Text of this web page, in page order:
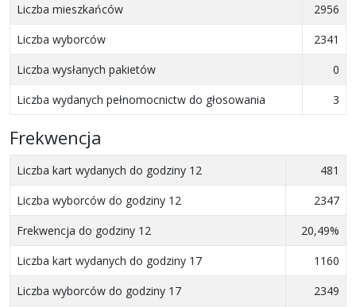
Liczba mieszkańców
2956
Liczba wyborców
2341
Liczba wysłanych pakietów
0
Liczba wydanych pełnomocnictw do głosowania
3
Frekwencja
Liczba kart wydanych do godziny 12
481
Liczba wyborców do godziny 12
2347
Frekwencja do godziny 12
20,49%
Liczba kart wydanych do godziny 17
1160
Liczba wyborców do godziny 17
2349